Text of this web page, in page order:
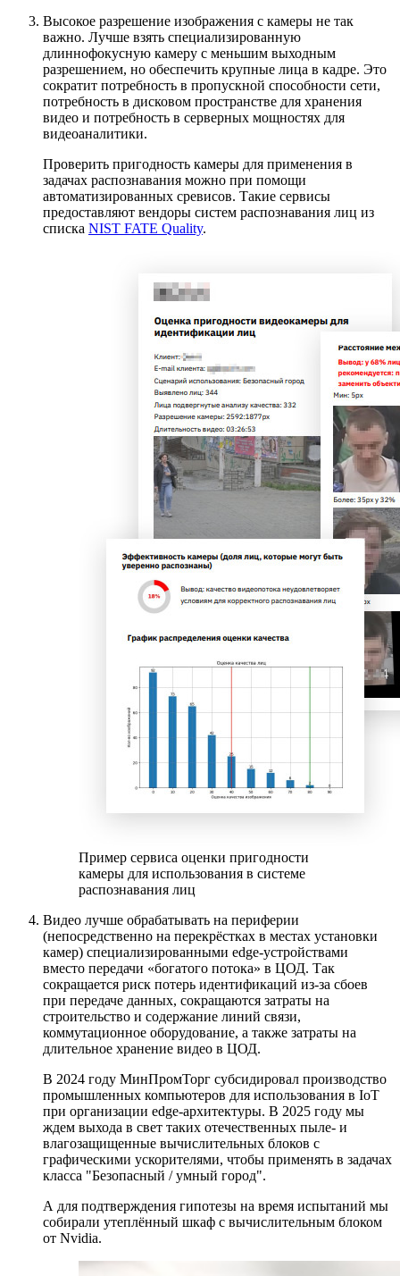
Высокое разрешение изображения с камеры не так
важно. Лучше взять специализированную
длиннофокусную камеру с меньшим выходным
разрешением, но обеспечить крупные лица в кадре. Это
сократит потребность в пропускной способности сети,
потребность в дисковом пространстве для хранения
видео и потребность в серверных мощностях для
видеоаналитики.
Проверить пригодность камеры для применения в
задачах распознавания можно при помощи
автоматизированных сревисов. Такие сервисы
предоставляют вендоры систем распознавания лиц из
списка NIST FATE Quality.
Пример сервиса оценки пригодности
камеры для использования в системе
распознавания лиц
Видео лучше обрабатывать на периферии
(непосредственно на перекрёстках в местах установки
камер) специализированными edge-устройствами
вместо передачи «богатого потока» в ЦОД. Так
сокращается риск потерь идентификаций из-за сбоев
при передаче данных, сокращаются затраты на
строительство и содержание линий связи,
коммутационное оборудование, а также затраты на
длительное хранение видео в ЦОД.
В 2024 году МинПромТорг субсидировал производство
промышленных компьютеров для использования в IoT
при организации edge-архитектуры. В 2025 году мы
ждем выхода в свет таких отечественных пыле- и
влагозащищенные вычислительных блоков с
графическими ускорителями, чтобы применять в задачах
класса "Безопасный / умный город".
А для подтверждения гипотезы на время испытаний мы
собирали утеплённый шкаф с вычислительным блоком
от Nvidia.